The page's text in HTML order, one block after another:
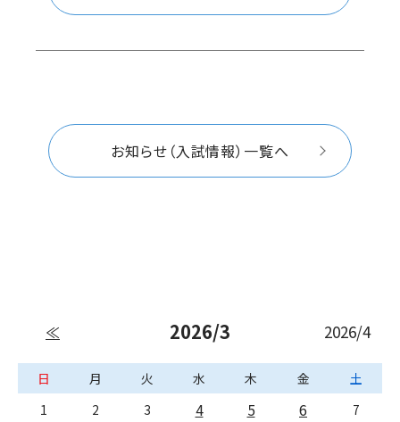
お知らせ（入試情報）一覧へ
≪ 2026/3 2026/4
日 月 火 水 木 金
土
1
2 3 4 5 6
7